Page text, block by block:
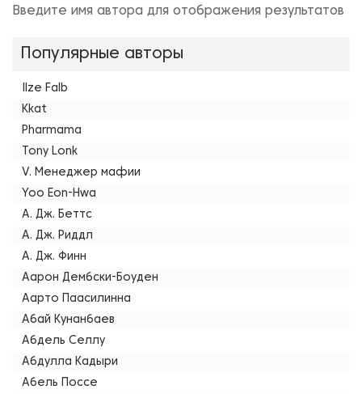
Введите имя автора для отображения результатов
Популярные авторы
Ilze Falb
Kkat
Pharmama
Tony Lonk
V. Менеджер мафии
Yoo Eon-Hwa
А. Дж. Беттс
А. Дж. Риддл
А. Дж. Финн
Аарон Дембски-Боуден
Аарто Паасилинна
Абай Кунанбаев
Абдель Селлу
Абдулла Кадыри
Абель Поссе